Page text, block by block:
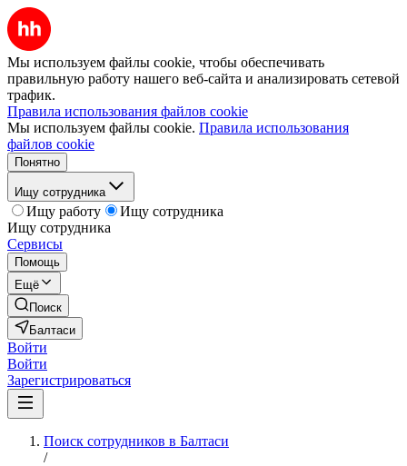
Мы используем файлы cookie, чтобы обеспечивать
правильную работу нашего веб-сайта и анализировать сетевой
трафик.
Правила использования файлов cookie
Мы используем файлы cookie. Правила использования
файлов cookie
Понятно
Ищу сотрудника
Ищу работу
Ищу сотрудника
Ищу сотрудника
Сервисы
Помощь
Ещё
Поиск
Балтаси
Войти
Войти
Зарегистрироваться
Поиск сотрудников в Балтаси
/